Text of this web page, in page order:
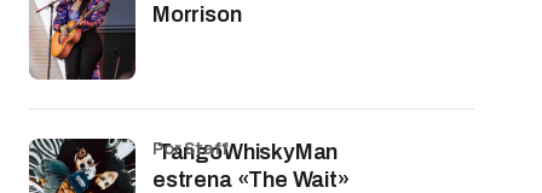
Morrison
TangoWhiskyMan
estrena «The Wait»
por Staff